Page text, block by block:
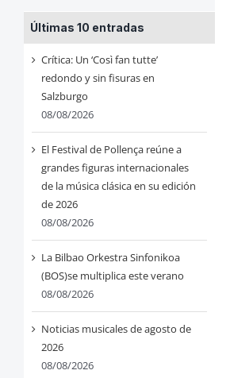
Últimas 10 entradas
Crítica: Un ‘Così fan tutte’
redondo y sin fisuras en
Salzburgo
08/08/2026
El Festival de Pollença reúne a
grandes figuras internacionales
de la música clásica en su edición
de 2026
08/08/2026
La Bilbao Orkestra Sinfonikoa
(BOS)se multiplica este verano
08/08/2026
Noticias musicales de agosto de
2026
08/08/2026